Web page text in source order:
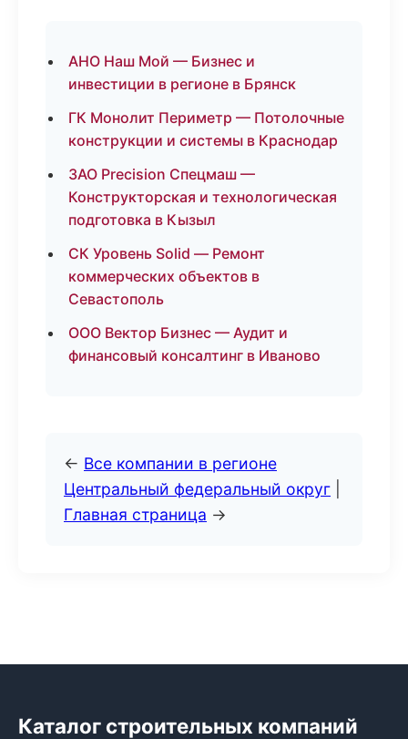
АНО Наш Мой — Бизнес и
инвестиции в регионе в Брянск
ГК Монолит Периметр — Потолочные
конструкции и системы в Краснодар
ЗАО Precision Спецмаш —
Конструкторская и технологическая
подготовка в Кызыл
СК Уровень Solid — Ремонт
коммерческих объектов в
Севастополь
ООО Вектор Бизнес — Аудит и
финансовый консалтинг в Иваново
← Все компании в регионе
Центральный федеральный округ
Главная страница →
Каталог строительных компаний